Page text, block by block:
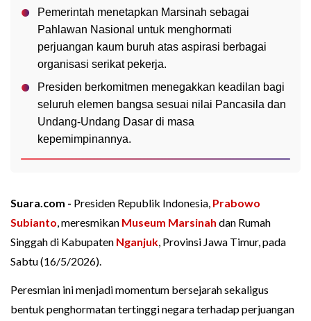
Pemerintah menetapkan Marsinah sebagai
Pahlawan Nasional untuk menghormati
perjuangan kaum buruh atas aspirasi berbagai
organisasi serikat pekerja.
Presiden berkomitmen menegakkan keadilan bagi
seluruh elemen bangsa sesuai nilai Pancasila dan
Undang-Undang Dasar di masa
kepemimpinannya.
Suara.com - Presiden Republik Indonesia, Prabowo
Subianto, meresmikan Museum Marsinah dan Rumah
Singgah di Kabupaten Nganjuk, Provinsi Jawa Timur, pada
Sabtu (16/5/2026).
Peresmian ini menjadi momentum bersejarah sekaligus
bentuk penghormatan tertinggi negara terhadap perjuangan